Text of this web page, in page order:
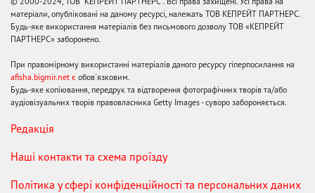
матеріали, опубліковані на даному ресурсі, належать ТОВ КЕПРЕЙТ ПАРТНЕРС.
Будь-яке використання матеріалів без письмового дозволу ТОВ «КЕПРЕЙТ
ПАРТНЕРС» заборонено.
При правомірному використанні матеріалів даного ресурсу гіперпосилання на
afisha.bigmir.net є обов'язковим.
Будь-яке копіювання, передрук та відтворення фотографічних творів та/або
аудіовізуальних творів правовласника Getty Images - суворо забороняється.
Редакція
Наші контакти та схема проїзду
Політика у сфері конфіденційності та персональних даних